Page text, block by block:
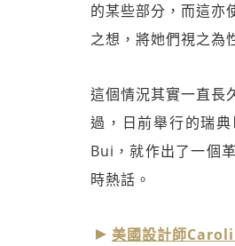
的某些部分，而這亦
之想，將她們視之為
這個情況其實一直長
過，日前舉行的瑞
Bui，就作出了一個
時熱話。
美國設計師